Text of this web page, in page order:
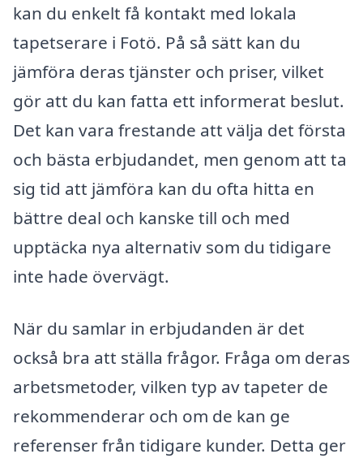
kan du enkelt få kontakt med lokala
tapetserare i Fotö. På så sätt kan du
jämföra deras tjänster och priser, vilket
gör att du kan fatta ett informerat beslut.
Det kan vara frestande att välja det första
och bästa erbjudandet, men genom att ta
sig tid att jämföra kan du ofta hitta en
bättre deal och kanske till och med
upptäcka nya alternativ som du tidigare
inte hade övervägt.
När du samlar in erbjudanden är det
också bra att ställa frågor. Fråga om deras
arbetsmetoder, vilken typ av tapeter de
rekommenderar och om de kan ge
referenser från tidigare kunder. Detta ger